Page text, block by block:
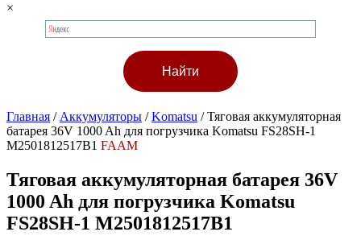
×
Главная / Аккумуляторы /Komatsu /Тяговая аккумуляторная
батарея 36V 1000 Ah для погрузчика Komatsu FS28SH-1
M2501812517B1 FAAM
Тяговая аккумуляторная батарея 36V
1000 Ah для погрузчика Komatsu
FS28SH-1 M2501812517B1